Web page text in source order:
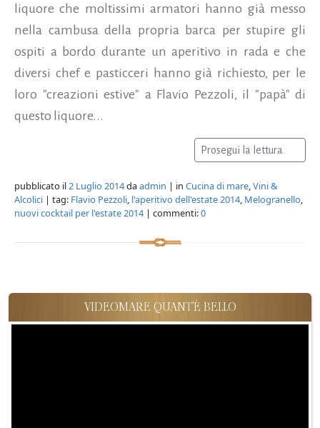
liquore che moltissimi armatori hanno già messo
nella cambusa della propria barca per stupire gli
ospiti a bordo durante un aperitivo in rada e che
diversi chef e pasticceri hanno già richiesto, per le
loro "creazioni estive" a Flavio Pezzoli, il "papà" di
questo liquore...
Prosegui la lettura
pubblicato il2 Luglio 2014daadmin | in Cucina di mare,Vini &
Alcolici | tag: Flavio Pezzoli, l'aperitivo dell'estate 2014, Melogranello,
nuovi cocktail per l'estate 2014 | commenti:0
VIDEOMARE QUANT'È BELLO